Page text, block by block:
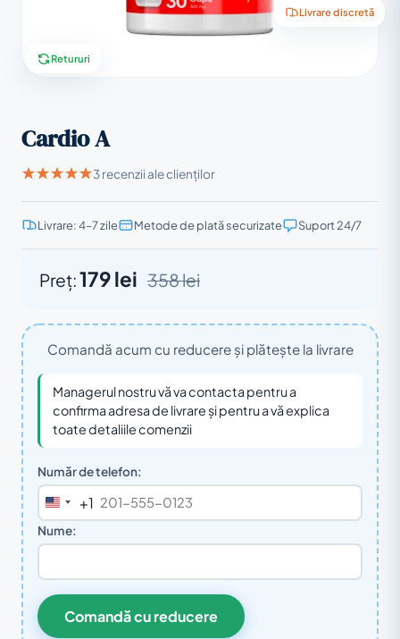
Livrare discretă
Retururi
Cardio A
3 recenzii ale clienților
Livrare: 4–7 zile Metode de plată securizate Suport 24/7
Preț:179 lei 358 lei
Comandă acum cu reducere și plătește la livrare
Managerul nostru vă va contacta pentru a
confirma adresa de livrare și pentru a vă explica
toate detaliile comenzii
Număr de telefon:
United
States
+1
Nume:
Comandă cu reducere